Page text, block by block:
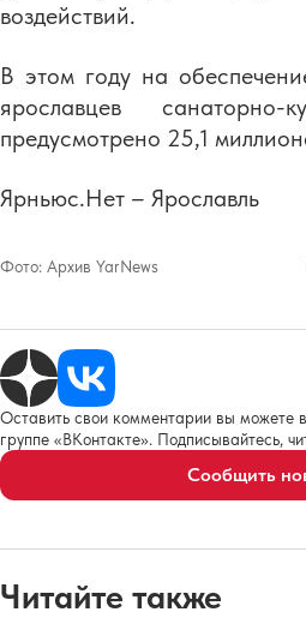
воздействий.
В этом году на
ярославцев санаторно-
предусмотрено 25,1
Ярньюс.Нет – Ярославль
Фото: Архив YarNews
Оставить свои комментарии вы можете
группе «ВКонтакте». Подписывайтесь,
Сообщить
Читайте также